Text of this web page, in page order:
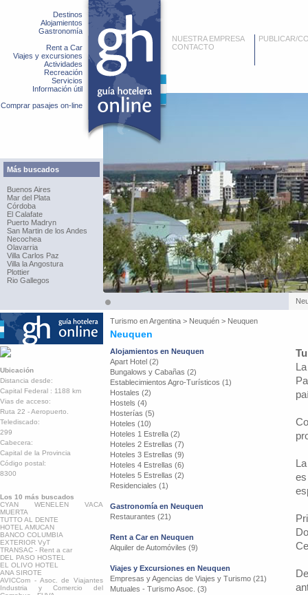
Destinos
Alojamientos
Gastronomía
Rent a Car
Viajes y excursiones
Actividades
Recreación
Servicios
Información útil
Comprar pasajes on-line
Más buscados
Buenos Aires
Mar del Plata
Córdoba
El Calafate
Puerto Madryn
San Martin de los Andes
Necochea
Olavarria
Villa Carlos Paz
Villa la Angostura
Plottier
Rio Gallegos
NUESTRA EMPRESA
CONTACTO
PUBLICAR/
Turismo enArgentina > Neuquén > Neuquen
Neuquen
Ubicación
Distancia desde:
Capital Federal : 1188 km
Vias de acceso:
Ruta 22 - Aeropuerto.
Telediscado:
299
Cabecera:
Capital de la Provincia
Código postal:
8300
Los 10 más buscados
CYAN WENELEN VACA
MUERTA
TUTTO AL DENTE
HOTEL AMUCAN
BANCO COLUMBIA
EXTERIOR VyT
TRANSAC - Rent a car
DEL PASO HOSTEL
EL OLIVO HOTEL
ANA SIROTE
AVICCom - Asoc. de Viajantes
Industria y Comercio del
Alojamientos en Neuquen
Apart Hotel (2)
Bungalows y Cabañas (2)
Establecimientos Agro-Turísticos (1)
Hostales (2)
Hostels (4)
Hosterías (5)
Hoteles (10)
Hoteles 1 Estrella (2)
Hoteles 2 Estrellas (7)
Hoteles 3 Estrellas (9)
Hoteles 4 Estrellas (6)
Hoteles 5 Estrellas (2)
Residenciales (1)
Gastronomía en Neuquen
Restaurantes (21)
Rent a Car en Neuquen
Alquiler de Automóviles (9)
Viajes y Excursiones en Neuquen
Empresas y Agencias de Viajes y Turismo (21)
Mutuales - Turismo Asoc. (3)